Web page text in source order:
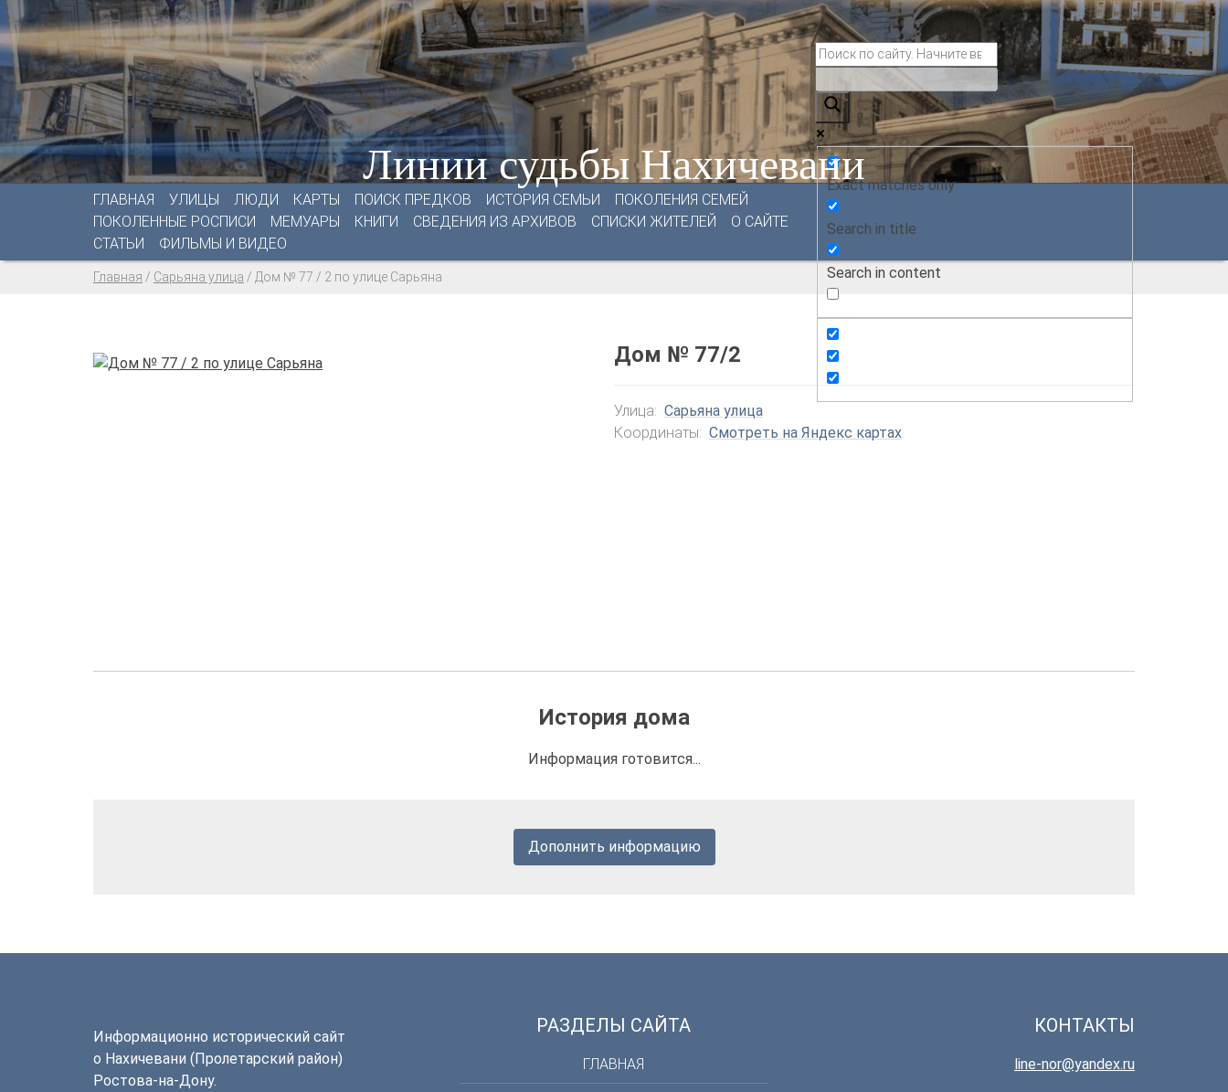
Линии судьбы Нахичевани
ГЛАВНАЯ УЛИЦЫ ЛЮДИ КАРТЫ ПОИСК ПРЕДКОВ ИСТОРИЯ СЕМЬИ
ПОКОЛЕНИЯ СЕМЕЙ
ПОКОЛЕННЫЕ РОСПИСИ
МЕМУАРЫ КНИГИ СВЕДЕНИЯ ИЗ АРХИВОВ СПИСКИ ЖИТЕЛЕЙ
О САЙТЕ
СТАТЬИ
ФИЛЬМЫ И ВИДЕО
Exact matches only
Search in title
Search in content
Главная / Сарьяна улица / Дом № 77 / 2 по улице Сарьяна
Дом № 77/2
Улица: Сарьяна улица
Координаты: Смотреть на Яндекс картах
История дома
Информация готовится...
Дополнить информацию
Информационно исторический сайт
о Нахичевани (Пролетарский район)
Ростова-на-Дону.
РАЗДЕЛЫ САЙТА
ГЛАВНАЯ
КОНТАКТЫ
line-nor@yandex.ru